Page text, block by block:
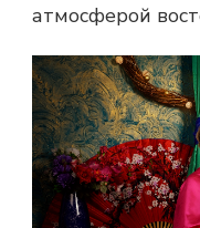
атмосферой